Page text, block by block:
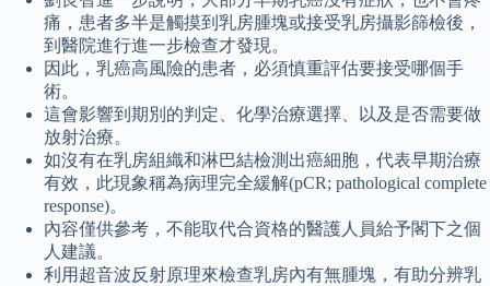
痛，患者多半是觸摸到乳房腫塊或接受乳房攝影篩檢後，
到醫院進行進一步檢查才發現。
因此，乳癌高風險的患者，必須慎重評估要接受哪個手
術。
這會影響到期別的判定、化學治療選擇、以及是否需要做
放射治療。
如沒有在乳房組織和淋巴結檢測出癌細胞，代表早期治療
有效，此現象稱為病理完全緩解(pCR; pathological complete
response)。
內容僅供參考，不能取代合資格的醫護人員給予閣下之個
人建議。
利用超音波反射原理來檢查乳房內有無腫塊，有助分辨乳